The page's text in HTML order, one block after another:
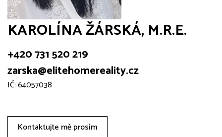
KAROLÍNA ŽÁRSKÁ, M.R.E.
+420 731 520 219
zarska@elitehomereality.cz
IČ: 64057038
Kontaktujte mě prosím